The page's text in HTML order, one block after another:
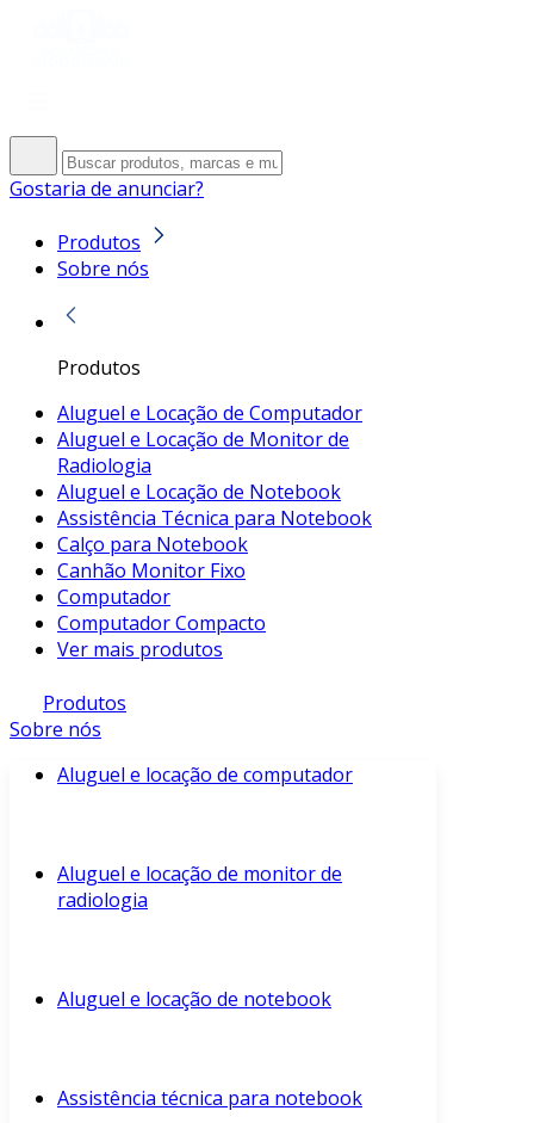
Gostaria de anunciar?
Produtos
Sobre nós
Produtos
Aluguel e Locação de Computador
Aluguel e Locação de Monitor de
Radiologia
Aluguel e Locação de Notebook
Assistência Técnica para Notebook
Calço para Notebook
Canhão Monitor Fixo
Computador
Computador Compacto
Ver mais produtos
Produtos
Sobre nós
Aluguel e locação de computador
Aluguel e locação de monitor de
radiologia
Aluguel e locação de notebook
Assistência técnica para notebook